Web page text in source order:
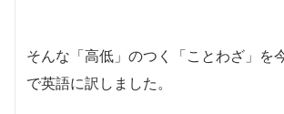
そんな「高低」のつく「ことわざ」を
で英語に訳しました。